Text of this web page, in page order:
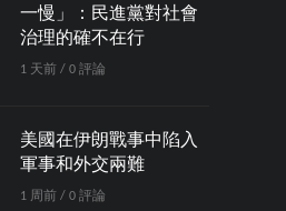
一慢」：民進黨對社會
治理的確不在行
1 天前 / 0 評論
美國在伊朗戰事中陷入
軍事和外交兩難
1 周前 / 0 評論